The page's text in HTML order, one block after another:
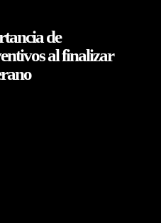
de
al finalizar